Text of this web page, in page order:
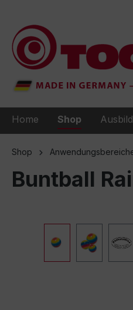
Home Shop
Shop
Buntball